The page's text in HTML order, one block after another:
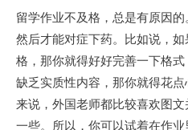
留学作业不及格，总是有原因
然后才能对症下药。比如说，
格，那你就得好好完善一下格
缺乏实质性内容，那你就得花
来说，外国老师都比较喜欢图
一些。所以，你可以试着在作